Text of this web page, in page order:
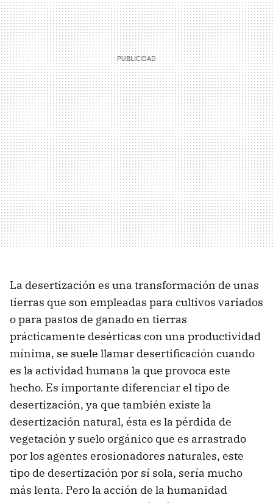
La desertización es una transformación de unas
tierras que son empleadas para cultivos variados
o para pastos de ganado en tierras
prácticamente desérticas con una productividad
mínima, se suele llamar desertificación cuando
es la actividad humana la que provoca este
hecho. Es importante diferenciar el tipo de
desertización, ya que también existe la
desertización natural, ésta es la pérdida de
vegetación y suelo orgánico que es arrastrado
por los agentes erosionadores naturales, este
tipo de desertización por sí sola, sería mucho
más lenta. Pero la acción de la humanidad